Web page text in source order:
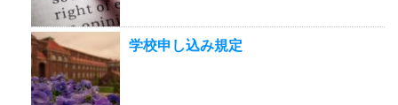
学校申し込み規定